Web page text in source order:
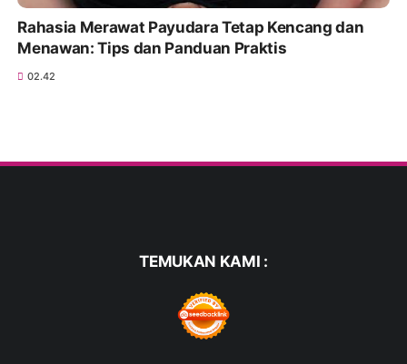
Rahasia Merawat Payudara Tetap Kencang dan
Menawan: Tips dan Panduan Praktis
02.42
TEMUKAN KAMI :